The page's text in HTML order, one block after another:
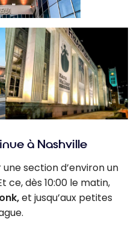
à Nashville
section d’environ un
ce, dès 10:00 le matin,
et jusqu’aux petites